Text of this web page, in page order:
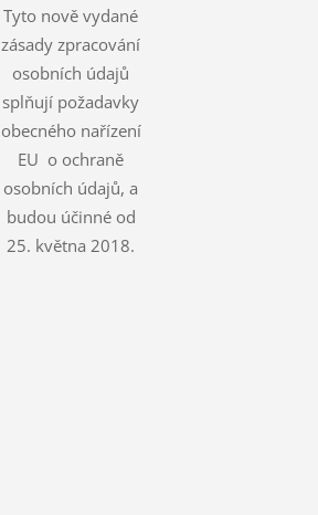
Tyto nově vydané
zásady zpracování
osobních údajů
splňují požadavky
obecného nařízení
EU o ochraně
osobních údajů, a
budou účinné od
25. května 2018.